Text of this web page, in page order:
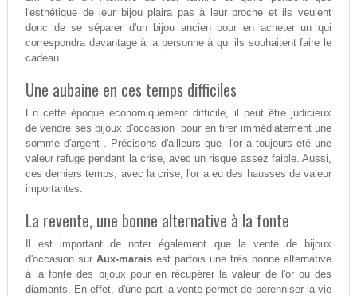
l'esthétique de leur bijou plaira pas à leur proche et ils veulent
donc de se séparer d'un bijou ancien pour en acheter un qui
correspondra davantage à la personne à qui ils souhaitent faire le
cadeau.
Une aubaine en ces temps difficiles
En cette époque économiquement difficile, il peut être judicieux
de vendre ses bijoux d'occasion pour en tirer immédiatement une
somme d'argent . Précisons d'ailleurs que l'or a toujours été une
valeur refuge pendant la crise, avec un risque assez faible. Aussi,
ces derniers temps, avec la crise, l'or a eu des hausses de valeur
importantes.
La revente, une bonne alternative à la fonte
Il est important de noter également que la vente de bijoux
d'occasion sur Aux-maraisest parfois une très bonne alternative
à la fonte des bijoux pour en récupérer la valeur de l'or ou des
diamants. En effet, d'une part la vente permet de pérenniser la vie